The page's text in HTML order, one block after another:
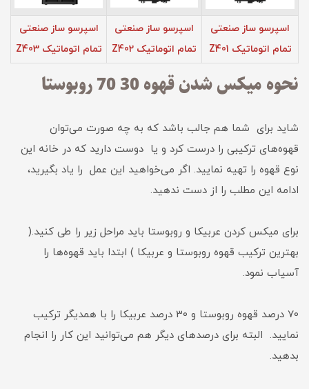
اسپرسو ساز صنعتی
تمام اتوماتیک Z401
اسپرسو ساز صنعتی
تمام اتوماتیک Z402
اسپرسو ساز صنعتی
تمام اتوماتیک Z403
نحوه میکس شدن قهوه 30 70 روبوستا
شاید برای شما هم جالب باشد که به چه صورت می‌توان
قهوه‌های ترکیبی را درست کرد و یا دوست دارید که در خانه این
نوع قهوه را تهیه نمایید. اگر می‌خواهید این عمل را یاد بگیرید،
ادامه این مطلب را از دست ندهید.
برای میکس کردن عربیکا و روبوستا باید مراحل زیر را طی کنید.(
بهترین ترکیب قهوه روبوستا و عربیکا ) ابتدا باید قهوه‌ها را
آسیاب نمود.
70 درصد قهوه روبوستا و 30 درصد عربیکا را با همدیگر ترکیب
نمایید. البته برای درصدهای دیگر هم می‌توانید این کار را انجام
بدهید.